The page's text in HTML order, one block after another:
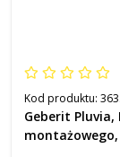
Kod produktu:
Geberit Pluvia,
montażowego,